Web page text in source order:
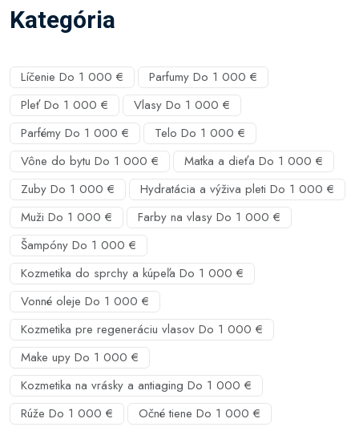
Kategória
Líčenie Do 1 000 €
Parfumy Do 1 000 €
Pleť Do 1 000 €
Vlasy Do 1 000 €
Parfémy Do 1 000 €
Telo Do 1 000 €
Vône do bytu Do 1 000 €
Matka a dieťa Do 1 000 €
Zuby Do 1 000 €
Hydratácia a výživa pleti Do 1 000 €
Muži Do 1 000 €
Farby na vlasy Do 1 000 €
Šampóny Do 1 000 €
Kozmetika do sprchy a kúpeľa Do 1 000 €
Vonné oleje Do 1 000 €
Kozmetika pre regeneráciu vlasov Do 1 000 €
Make upy Do 1 000 €
Kozmetika na vrásky a antiaging Do 1 000 €
Rúže Do 1 000 €
Očné tiene Do 1 000 €